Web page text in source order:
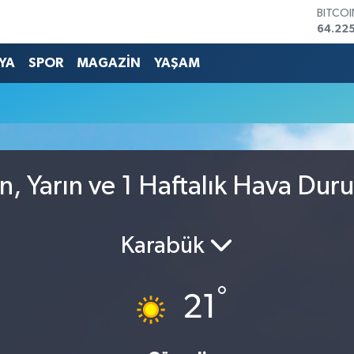
13.799
SPOR MAGAZİN YAŞAM
Yarın ve 1 Haftalık Hava
Karabük
21 °